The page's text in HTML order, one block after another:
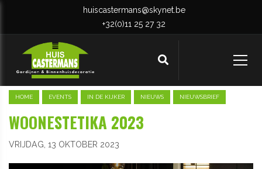
huiscastermans@skynet.be
+32(0)11 25 27 32
HOME EVENTS IN DE KIJKER NIEUWS NIEUWSBRIEF
WOONESTETIKA 2023
VRIJDAG, 13 OKTOBER 2023